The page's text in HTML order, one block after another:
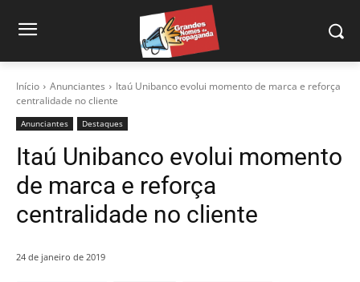
Início Anunciantes
Itaú Unibanco evolui momento de marca e reforça
centralidade no cliente
Anunciantes Destaques
Itaú Unibanco evolui momento
de marca e reforça
centralidade no cliente
24 de janeiro de 2019